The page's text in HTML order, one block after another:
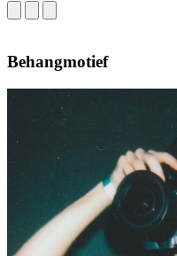
Behangmotief